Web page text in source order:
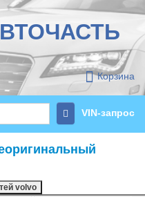
Корзина
VIN-запрос